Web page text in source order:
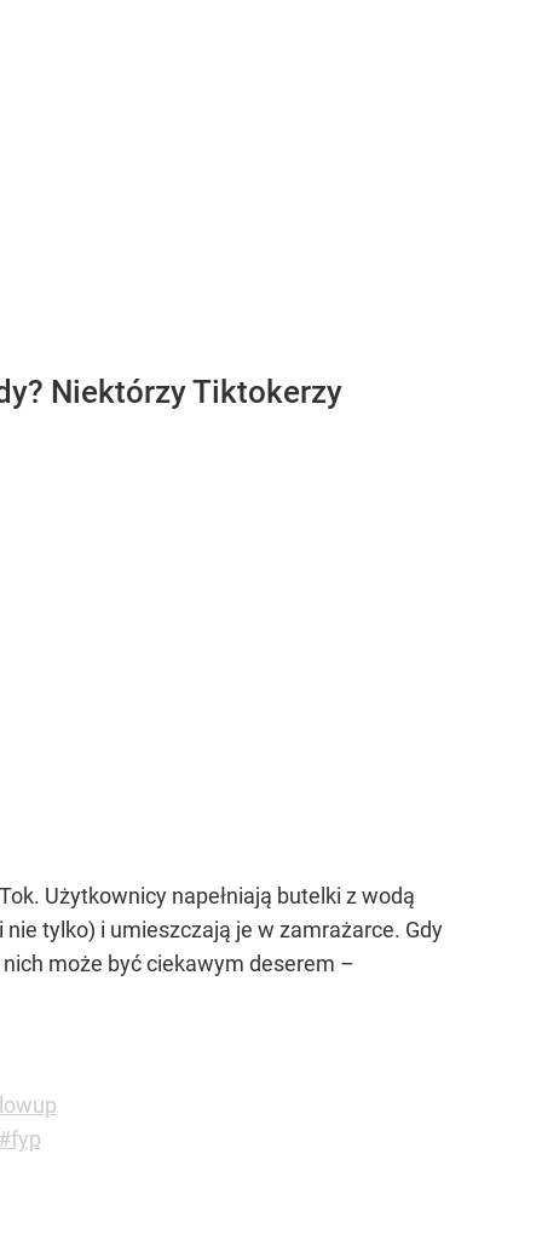
Niektórzy Tiktokerzy
Użytkownicy napełniają butelki z wodą
tylko) i umieszczają je w zamrażarce. Gdy
może być ciekawym deserem –